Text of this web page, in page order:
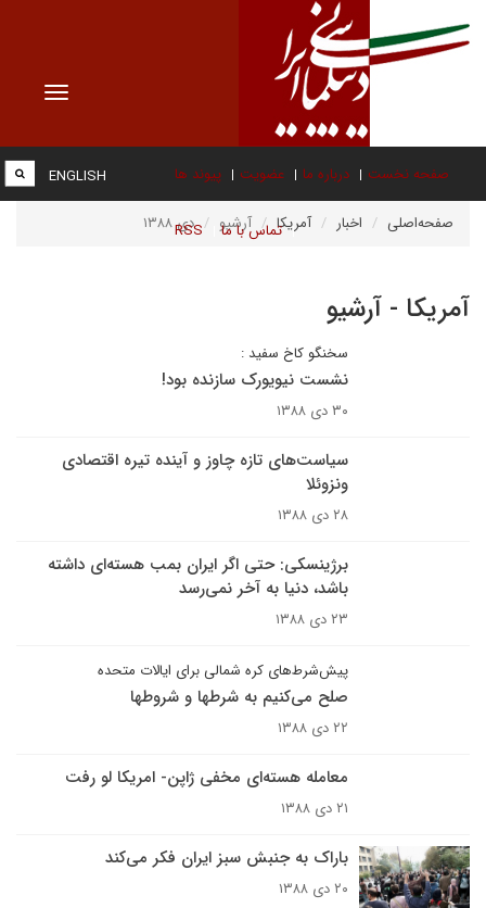
Toggle
صفحه نخست درباره ما عضویت پیوند ها
تماس با ما RSS
ENGLISH
صفحه‌اصلی اخبار آمریکا آرشیو دی ۱۳۸۸
آمریکا - آرشیو
سخنگو کاخ سفید :
نشست نیویورک سازنده بود!
۳۰ دی ۱۳۸۸
سیاست‌های تازه چاوز و آینده تیره اقتصادی
ونزوئلا
۲۸ دی ۱۳۸۸
برژینسکی: حتی اگر ایران بمب هسته‌ای داشته
باشد، دنیا به آخر نمی‌رسد
۲۳ دی ۱۳۸۸
پيش‌شرط‌هاى کره شمالى براى ايالات متحده
صلح مى‌کنيم به شرطها و شروطها
۲۲ دی ۱۳۸۸
معامله هسته‌اى مخفى ژاپن- امريکا لو رفت
۲۱ دی ۱۳۸۸
باراک به جنبش سبز ایران فکر می‌کند
۲۰ دی ۱۳۸۸